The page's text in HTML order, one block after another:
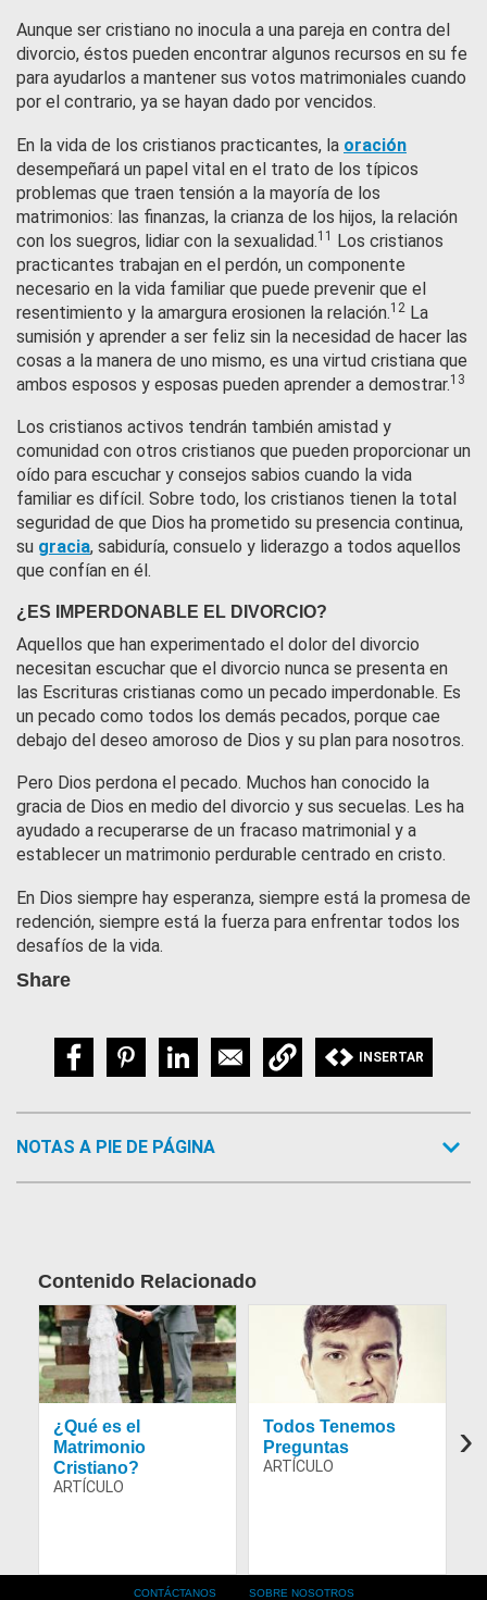
Aunque ser cristiano no inocula a una pareja en contra del
divorcio, éstos pueden encontrar algunos recursos en su fe
para ayudarlos a mantener sus votos matrimoniales cuando
por el contrario, ya se hayan dado por vencidos.
En la vida de los cristianos practicantes, la oración
desempeñará un papel vital en el trato de los típicos
problemas que traen tensión a la mayoría de los
matrimonios: las finanzas, la crianza de los hijos, la relación
con los suegros, lidiar con la sexualidad.11 Los cristianos
practicantes trabajan en el perdón, un componente
necesario en la vida familiar que puede prevenir que el
resentimiento y la amargura erosionen la relación.12 La
sumisión y aprender a ser feliz sin la necesidad de hacer las
cosas a la manera de uno mismo, es una virtud cristiana que
ambos esposos y esposas pueden aprender a demostrar.13
Los cristianos activos tendrán también amistad y
comunidad con otros cristianos que pueden proporcionar un
oído para escuchar y consejos sabios cuando la vida
familiar es difícil. Sobre todo, los cristianos tienen la total
seguridad de que Dios ha prometido su presencia continua,
su gracia, sabiduría, consuelo y liderazgo a todos aquellos
que confían en él.
¿ES IMPERDONABLE EL DIVORCIO?
Aquellos que han experimentado el dolor del divorcio
necesitan escuchar que el divorcio nunca se presenta en
las Escrituras cristianas como un pecado imperdonable. Es
un pecado como todos los demás pecados, porque cae
debajo del deseo amoroso de Dios y su plan para nosotros.
Pero Dios perdona el pecado. Muchos han conocido la
gracia de Dios en medio del divorcio y sus secuelas. Les ha
ayudado a recuperarse de un fracaso matrimonial y a
establecer un matrimonio perdurable centrado en cristo.
En Dios siempre hay esperanza, siempre está la promesa de
redención, siempre está la fuerza para enfrentar todos los
desafíos de la vida.
Share
INSERTAR
NOTAS A PIE DE PÁGINA
Contenido Relacionado
Article Image
¿Qué es el
Matrimonio
Cristiano?
Article Image
Todos Tenemos
Preguntas
›
Footer
CONTÁCTANOS SOBRE NOSOTROS